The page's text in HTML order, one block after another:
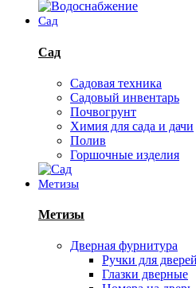
Сад
Сад
Садовая техника
Садовый инвентарь
Почвогрунт
Химия для сада и дачи
Полив
Горшочные изделия
Метизы
Метизы
Дверная фурнитура
Ручки для дверей
Глазки дверные